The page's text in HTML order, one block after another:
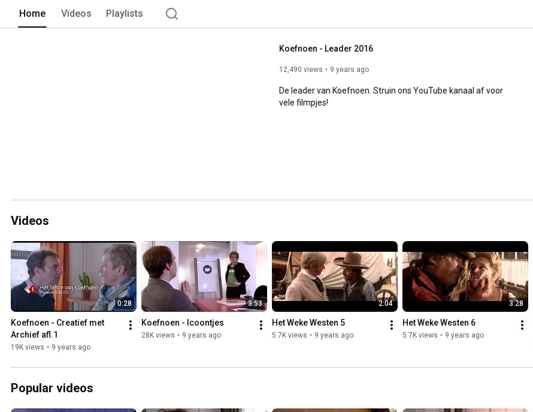
Home Videos Playlists
Koefnoen - Leader 2016
12,490 views 9 years ago
De leader van Koefnoen. Struin ons YouTube kanaal af voor
vele filmpjes!
Videos
0:28
Koefnoen - Creatief met
Archief afl.1
19K views • 9 years ago
3:53
Koefnoen - Icoontjes
28K views • 9 years ago
2:04
Het Weke Westen 5
5.7K views • 9 years ago
3:28
Het Weke Westen 6
5.7K views • 9 years ago
Popular videos